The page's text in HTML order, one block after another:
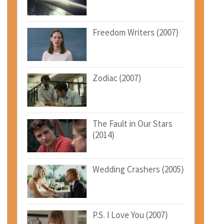
Freedom Writers (2007)
Zodiac (2007)
The Fault in Our Stars
(2014)
Wedding Crashers (2005)
P.S. I Love You (2007)